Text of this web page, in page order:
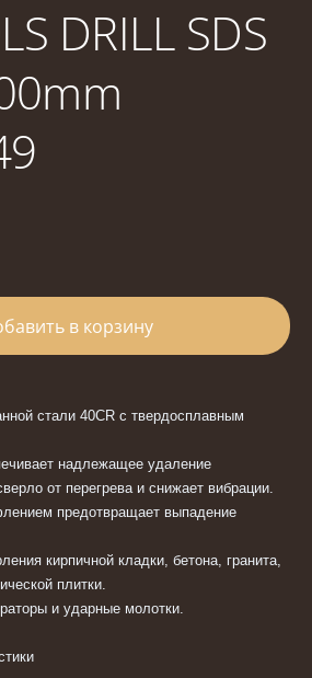
DRILL SDS
в корзину
стали 40CR с твердосплавным
надлежащее удаление
от перегрева и снижает вибрации.
предотвращает выпадение
кирпичной кладки, бетона, гранита,
плитки.
и ударные молотки.